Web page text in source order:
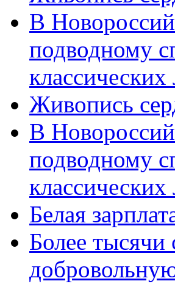
В
подводному
Живопись
В
подводному
Белая
Более